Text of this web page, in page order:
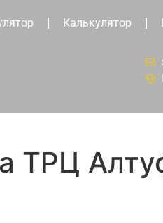
Калькулятор
ТРЦ